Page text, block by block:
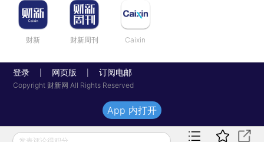
财新 财新周刊 Caixin
登录 网页版 订阅电邮
Copyright 财新网 All Rights Reserved
发表评论得积分
App 内打开